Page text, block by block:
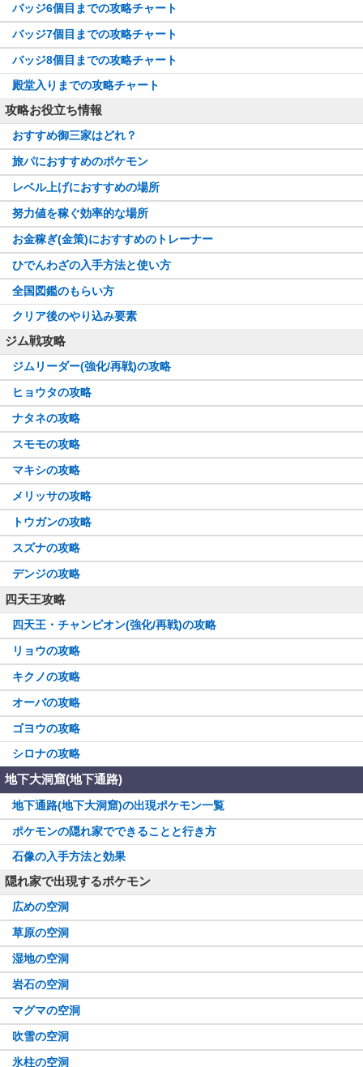
バッジ6個目までの攻略チャート
バッジ7個目までの攻略チャート
バッジ8個目までの攻略チャート
殿堂入りまでの攻略チャート
攻略お役立ち情報
おすすめ御三家はどれ？
旅パにおすすめのポケモン
レベル上げにおすすめの場所
努力値を稼ぐ効率的な場所
お金稼ぎ(金策)におすすめのトレーナー
ひでんわざの入手方法と使い方
全国図鑑のもらい方
クリア後のやり込み要素
ジム戦攻略
ジムリーダー(強化/再戦)の攻略
ヒョウタの攻略
ナタネの攻略
スモモの攻略
マキシの攻略
メリッサの攻略
トウガンの攻略
スズナの攻略
デンジの攻略
四天王攻略
四天王・チャンピオン(強化/再戦)の攻略
リョウの攻略
キクノの攻略
オーバの攻略
ゴヨウの攻略
シロナの攻略
地下大洞窟(地下通路)
地下通路(地下大洞窟)の出現ポケモン一覧
ポケモンの隠れ家でできることと行き方
石像の入手方法と効果
隠れ家で出現するポケモン
広めの空洞
草原の空洞
湿地の空洞
岩石の空洞
マグマの空洞
吹雪の空洞
氷柱の空洞